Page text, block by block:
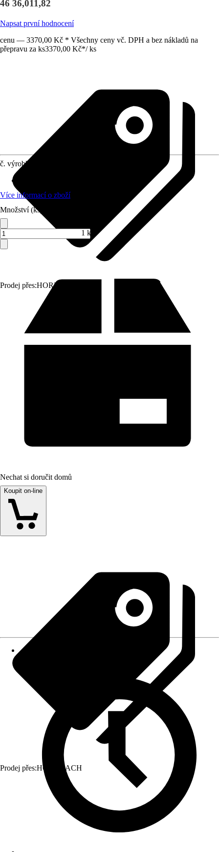
46 36,011,82
Napsat první hodnocení
cenu — 3370,00 Kč * Všechny ceny vč. DPH a bez nákladů na
přepravu za ks3370,00 Kč*/ ks
Prodej přes:HORNBACH
č. výrobku
Více informací o zboží
Množství (ks)
1 ks
Nechat si doručit domů
Koupit on-line
Prodej přes:HORNBACH